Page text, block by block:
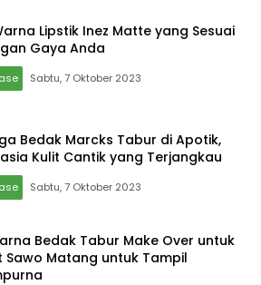
Lipstik Inez Matte yang Sesuai
Gaya Anda
Sabtu, 7 Oktober 2023
Bedak Marcks Tabur di Apotik,
Kulit Cantik yang Terjangkau
Sabtu, 7 Oktober 2023
Bedak Tabur Make Over untuk
Sawo Matang untuk Tampil